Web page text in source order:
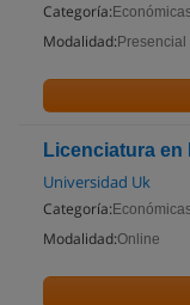
Categoría:
Modalidad: Presencial
Licenciatura en
Universidad Uk
Categoría:
Modalidad:Online